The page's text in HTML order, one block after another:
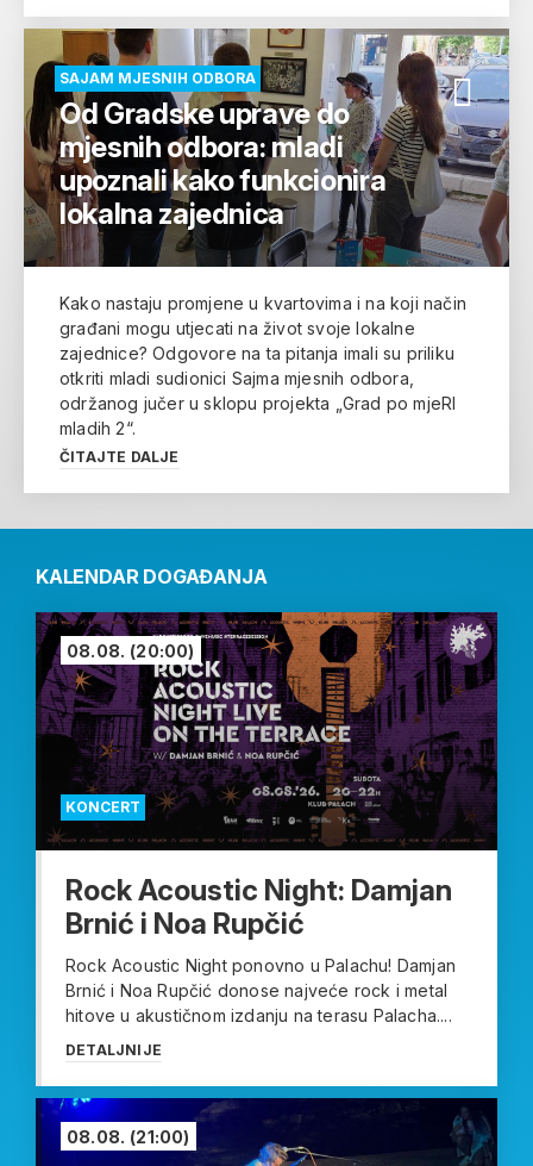
SAJAM MJESNIH ODBORA
Od Gradske uprave do
mjesnih odbora: mladi
upoznali kako funkcionira
lokalna zajednica
Kako nastaju promjene u kvartovima i na koji način
građani mogu utjecati na život svoje lokalne
zajednice? Odgovore na ta pitanja imali su priliku
otkriti mladi sudionici Sajma mjesnih odbora,
održanog jučer u sklopu projekta „Grad po mjeRI
mladih 2“.
ČITAJTE DALJE
KALENDAR DOGAĐANJA
KONCERT
08.08. (20:00)
Rock Acoustic Night: Damjan
Brnić i Noa Rupčić
Rock Acoustic Night ponovno u Palachu! Damjan
Brnić i Noa Rupčić donose najveće rock i metal
hitove u akustičnom izdanju na terasu Palacha....
DETALJNIJE
08.08. (21:00)